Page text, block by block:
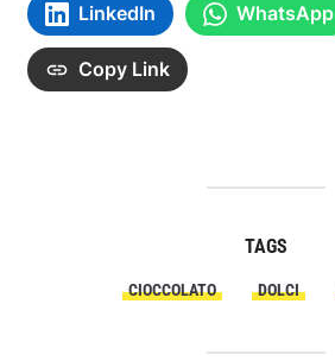
LinkedIn WhatsApp
Copy Link
TAGS
CIOCCOLATO DOLCI